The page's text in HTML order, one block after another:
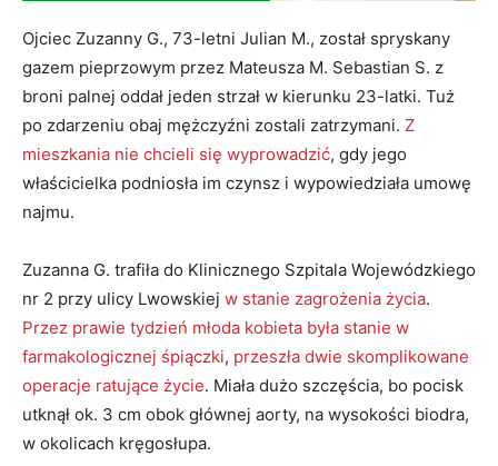
Ojciec Zuzanny G., 73-letni Julian M., został spryskany
gazem pieprzowym przez Mateusza M. Sebastian S. z
broni palnej oddał jeden strzał w kierunku 23-latki. Tuż
po zdarzeniu obaj mężczyźni zostali zatrzymani. Z
mieszkania nie chcieli się wyprowadzić, gdy jego
właścicielka podniosła im czynsz i wypowiedziała umowę
najmu.
Zuzanna G. trafiła do Klinicznego Szpitala Wojewódzkiego
nr 2 przy ulicy Lwowskiej w stanie zagrożenia życia.
Przez prawie tydzień młoda kobieta była stanie w
farmakologicznej śpiączki, przeszła dwie skomplikowane
operacje ratujące życie. Miała dużo szczęścia, bo pocisk
utknął ok. 3 cm obok głównej aorty, na wysokości biodra,
w okolicach kręgosłupa.